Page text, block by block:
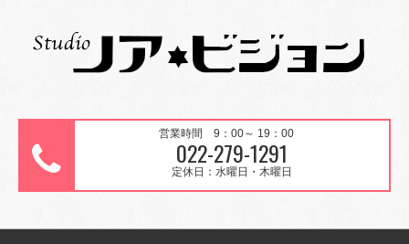
営業時間 9：00～ 19：00
022-279-1291
定休日：水曜日・木曜日